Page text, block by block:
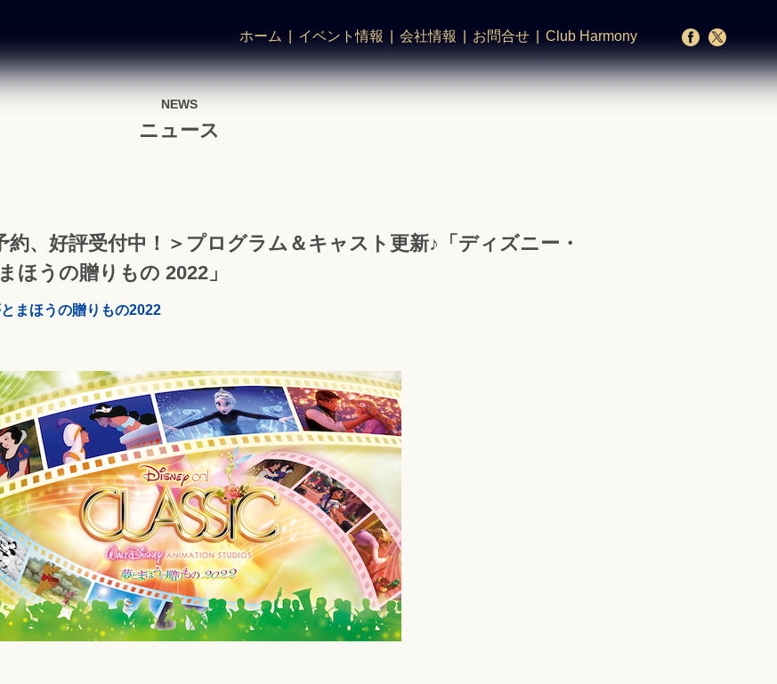
ホーム イベント情報 会社情報 お問合せ Club Harmony
NEWS
ニュース
約、好評受付中！＞プログラム＆キャスト更新♪「ディズニー・
ほうの贈りもの 2022」
まほうの贈りもの2022